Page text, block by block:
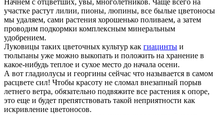
Начнем с отцветших, увы, многолетников. Чаще всего на
участке растут лилии, пионы, люпины, все былые цветоносы
мы удаляем, сами растения хорошенько поливаем, а затем
проводим подкормки комплексным минеральным
удобрением.
Луковицы таких цветочных культур как гиацинты и
тюльпаны уже можно выкопать и положить на хранение в
какое-нибудь теплое и сухое место до начала осени.
А вот гладиолусы и георгины сейчас что называется в самом
расцвете сил! Чтобы красоту не сломал внезапный порыв
летнего ветра, обязательно подвяжите все растения к опоре,
это еще и будет препятствовать такой неприятности как
искривление цветоносов.